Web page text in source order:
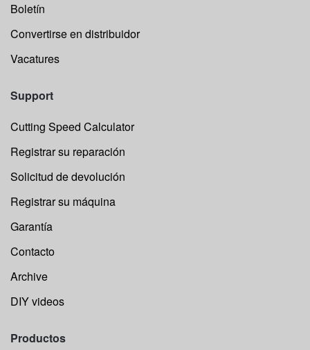
Boletín
Convertirse en distribuidor
Vacatures
Support
Cutting Speed Calculator
Registrar su reparación
Solicitud de devolución
Registrar su máquina
Garantía
Contacto
Archive
DIY videos
Productos